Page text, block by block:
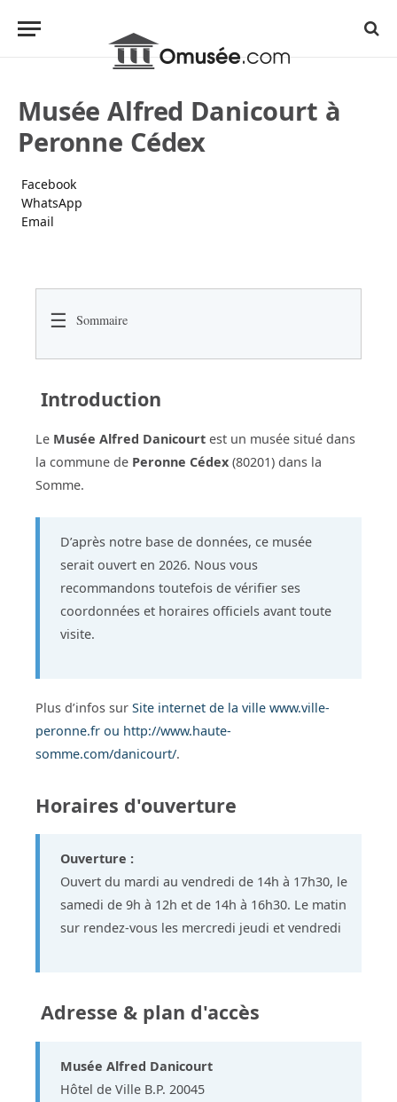
Musée Alfred Danicourt à
Peronne Cédex
Facebook
WhatsApp
Email
☰ Sommaire
Introduction
Le Musée Alfred Danicourt est un musée situé dans
la commune de Peronne Cédex (80201) dans la
Somme.
D’après notre base de données, ce musée
serait ouvert en 2026. Nous vous
recommandons toutefois de vérifier ses
coordonnées et horaires officiels avant toute
visite.
Plus d’infos sur Site internet de la ville www.ville-
peronne.fr ou http://www.haute-
somme.com/danicourt/.
Horaires d'ouverture
Ouverture :
Ouvert du mardi au vendredi de 14h à 17h30, le
samedi de 9h à 12h et de 14h à 16h30. Le matin
sur rendez-vous les mercredi jeudi et vendredi
Adresse & plan d'accès
Musée Alfred Danicourt
Hôtel de Ville B.P. 20045